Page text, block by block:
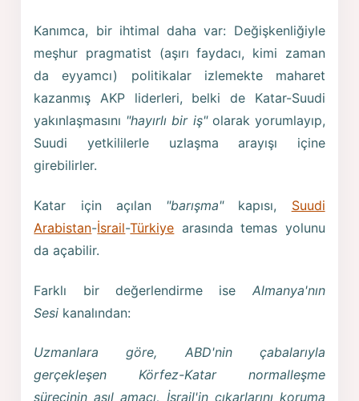
Kanımca, bir ihtimal daha var: Değişkenliğiyle
meşhur pragmatist (aşırı faydacı, kimi zaman
da eyyamcı) politikalar izlemekte maharet
kazanmış AKP liderleri, belki de Katar-Suudi
yakınlaşmasını "hayırlı bir iş"olarak yorumlayıp,
Suudi yetkililerle uzlaşma arayışı içine
girebilirler.
Katar için açılan "barışma"kapısı, Suudi
Arabistan-İsrail-Türkiye arasında temas yolunu
da açabilir.
Farklı bir değerlendirme ise Almanya'nın
Sesi kanalından:
Uzmanlara göre, ABD'nin çabalarıyla
gerçekleşen Körfez-Katar normalleşme
sürecinin asıl amacı, İsrail'in çıkarlarını koruma